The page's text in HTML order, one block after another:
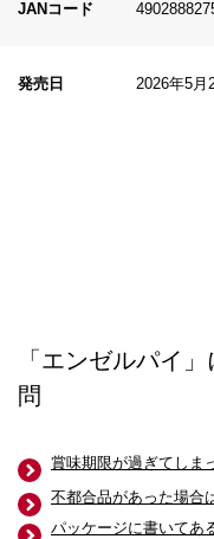
JANコード
発売日 2026年5月
「エンゼルパイ
問
賞味期限が過ぎてしま
不都合品があった場合
パッケージに書いてあ